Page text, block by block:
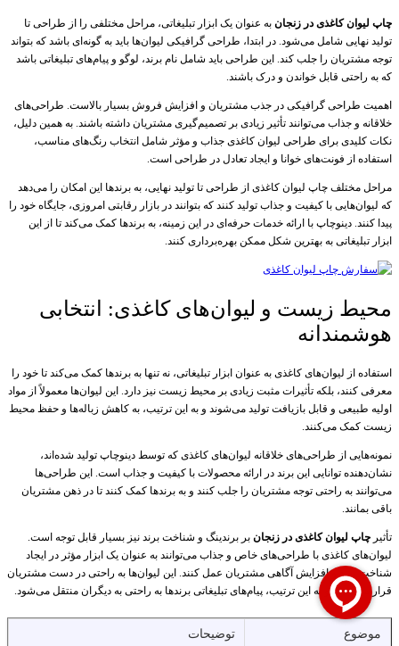
چاپ لیوان کاغذی در زنجان به عنوان یک ابزار تبلیغاتی، مراحل مختلفی را از طراحی تا
تولید نهایی شامل می‌شود. در ابتدا، طراحی گرافیکی لیوان‌ها باید به گونه‌ای باشد که بتواند
توجه مشتریان را جلب کند. این طراحی باید شامل نام برند، لوگو و پیام‌های تبلیغاتی باشد
که به راحتی قابل خواندن و درک باشند.
اهمیت طراحی گرافیکی در جذب مشتریان و افزایش فروش بسیار بالاست. طراحی‌های
خلاقانه و جذاب می‌توانند تأثیر زیادی بر تصمیم‌گیری مشتریان داشته باشند. به همین دلیل،
نکات کلیدی برای طراحی لیوان کاغذی جذاب و مؤثر شامل انتخاب رنگ‌های مناسب،
استفاده از فونت‌های خوانا و ایجاد تعادل در طراحی است.
مراحل مختلف چاپ لیوان کاغذی از طراحی تا تولید نهایی، به برندها این امکان را می‌دهد
که لیوان‌هایی با کیفیت و جذاب تولید کنند که بتوانند در بازار رقابتی امروزی، جایگاه خود را
پیدا کنند. دینوچاپ با ارائه خدمات حرفه‌ای در این زمینه، به برندها کمک می‌کند تا از این
ابزار تبلیغاتی به بهترین شکل ممکن بهره‌برداری کنند.
محیط زیست و لیوان‌های کاغذی: انتخابی
هوشمندانه
استفاده از لیوان‌های کاغذی به عنوان ابزار تبلیغاتی، نه تنها به برندها کمک می‌کند تا خود را
معرفی کنند، بلکه تأثیرات مثبت زیادی بر محیط زیست نیز دارد. این لیوان‌ها معمولاً از مواد
اولیه طبیعی و قابل بازیافت تولید می‌شوند و به این ترتیب، به کاهش زباله‌ها و حفظ محیط
زیست کمک می‌کنند.
نمونه‌هایی از طراحی‌های خلاقانه لیوان‌های کاغذی که توسط دینوچاپ تولید شده‌اند،
نشان‌دهنده توانایی این برند در ارائه محصولات با کیفیت و جذاب است. این طراحی‌ها
می‌توانند به راحتی توجه مشتریان را جلب کنند و به برندها کمک کنند تا در ذهن مشتریان
باقی بمانند.
تأثیر چاپ لیوان کاغذی در زنجان بر برندینگ و شناخت برند نیز بسیار قابل توجه است.
لیوان‌های کاغذی با طراحی‌های خاص و جذاب می‌توانند به عنوان یک ابزار مؤثر در ایجاد
شناخت برند و افزایش آگاهی مشتریان عمل کنند. این لیوان‌ها به راحتی در دست مشتریان
قرار می‌گیرند و به این ترتیب، پیام‌های تبلیغاتی برندها به راحتی به دیگران منتقل می‌شود.
موضوع توضیحات